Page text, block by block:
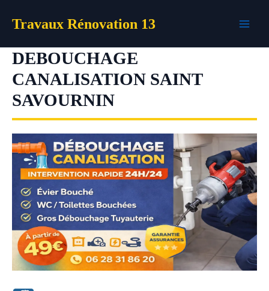
Travaux Rénovation 13
DEBOUCHAGE
CANALISATION SAINT
SAVOURNIN